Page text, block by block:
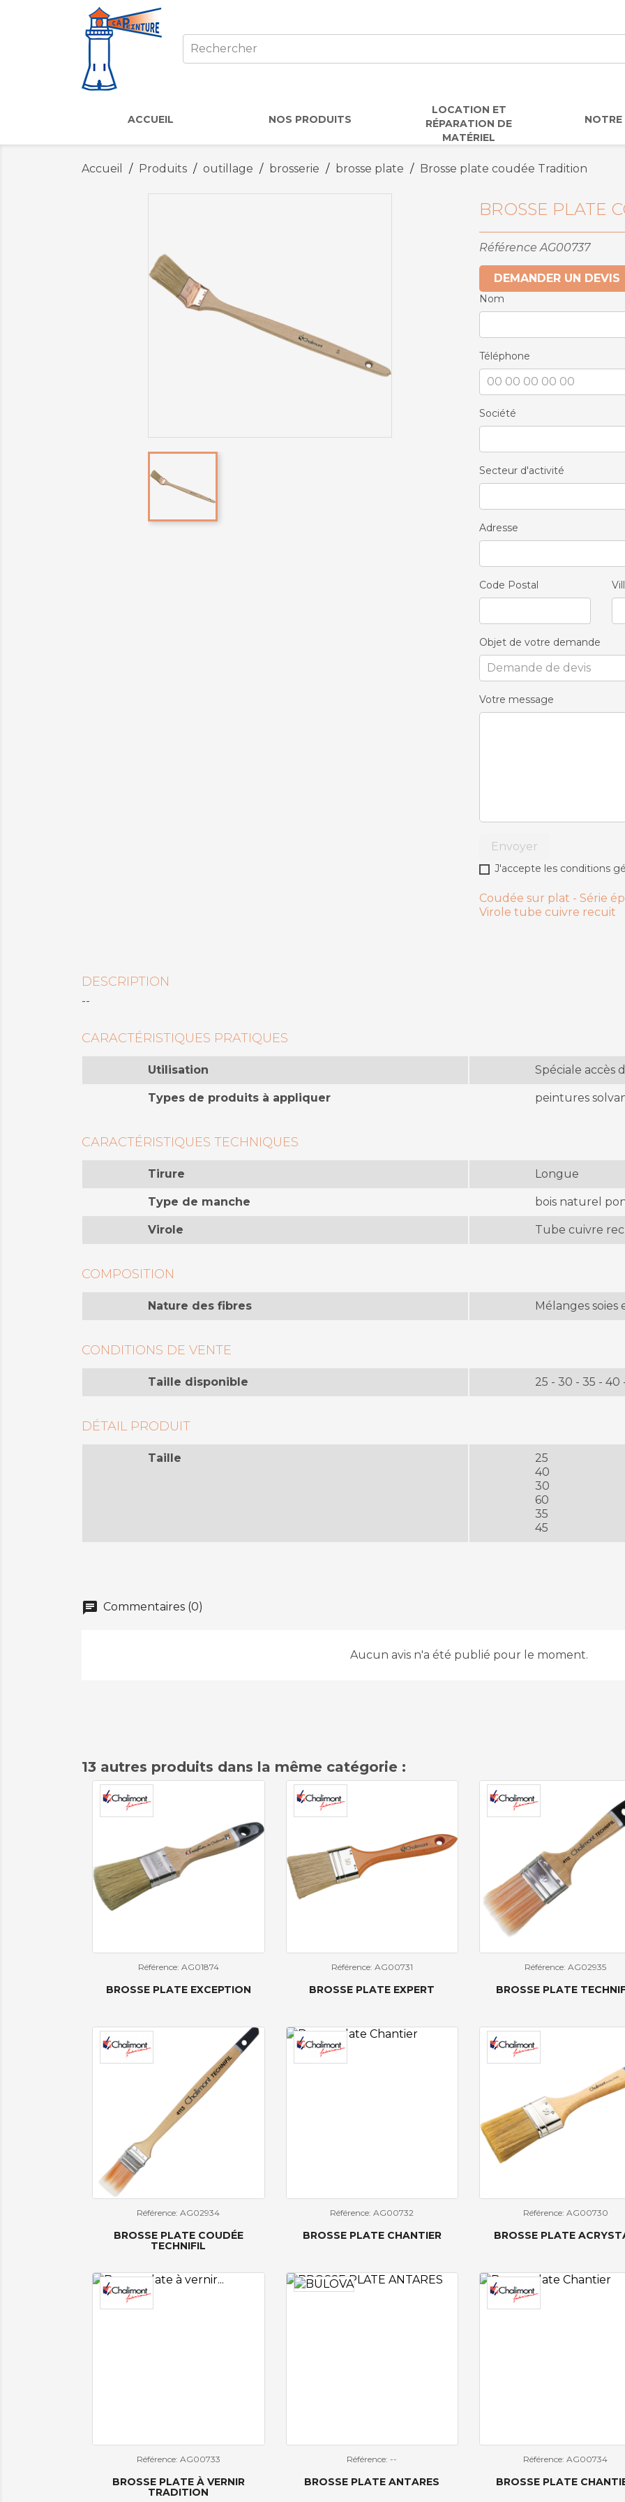
ACCUEIL NOS PRODUITS
LOCATION ET
RÉPARATION DE
MATÉRIEL
NOTRE
Accueil Produits outillage brosserie brosse plate Brosse plate coudée Tradition
BROSSE PLATE
Référence AG00737
DEMANDER UN DEVIS
Nom
Téléphone
Société
Secteur d'activité
Adresse
Code Postal
Objet de votre demande
Votre message
Envoyer
J'accepte les conditions
Coudée sur plat - Série
Virole tube cuivre
DESCRIPTION
--
CARACTÉRISTIQUES PRATIQUES
Utilisation Spéciale accès
Types de produits à appliquer peintures
CARACTÉRISTIQUES TECHNIQUES
Tirure Longue
Type de manche bois naturel
Virole Tube cuivre
COMPOSITION
Nature des fibres Mélanges
CONDITIONS DE VENTE
Taille disponible 25 - 30 - 35 - 40
DÉTAIL PRODUIT
Taille
25
40
30
60
35
45
chat Commentaires (0)
Aucun avis n'a été publié pour le moment.
13 autres produits dans la même catégorie :
Référence: AG01874
BROSSE PLATE EXCEPTION
Référence: AG00731
BROSSE PLATE EXPERT
Référence: AG02935
BROSSE PLATE
Référence: AG02934
BROSSE PLATE COUDÉE
TECHNIFIL
Référence: AG00732
BROSSE PLATE CHANTIER
Référence: AG00730
BROSSE PLATE
Référence: AG00733
BROSSE PLATE À VERNIR
TRADITION
Référence: --
BROSSE PLATE ANTARES
Référence: AG00734
BROSSE PLATE